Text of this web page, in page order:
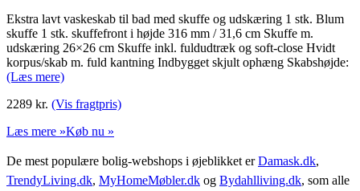
Ekstra lavt vaskeskab til bad med skuffe og udskæring 1 stk. Blum
skuffe 1 stk. skuffefront i højde 316 mm / 31,6 cm Skuffe m.
udskæring 26×26 cm Skuffe inkl. fuldudtræk og soft-close Hvidt
korpus/skab m. fuld kantning Indbygget skjult ophæng Skabshøjde:
(Læs mere)
2289 kr. (Vis fragtpris)
Læs mere »Køb nu »
De mest populære bolig-webshops i øjeblikket erDamask.dk,
TrendyLiving.dk, MyHomeMøbler.dk og Bydahlliving.dk, som alle